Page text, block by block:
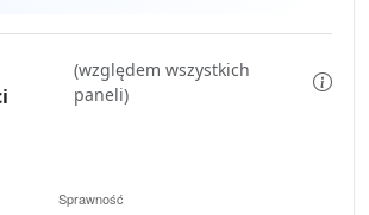
(względem wszystkich
paneli)